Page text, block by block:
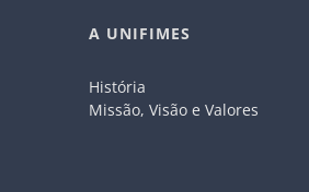
A UNIFIMES
História
Missão, Visão e Valores